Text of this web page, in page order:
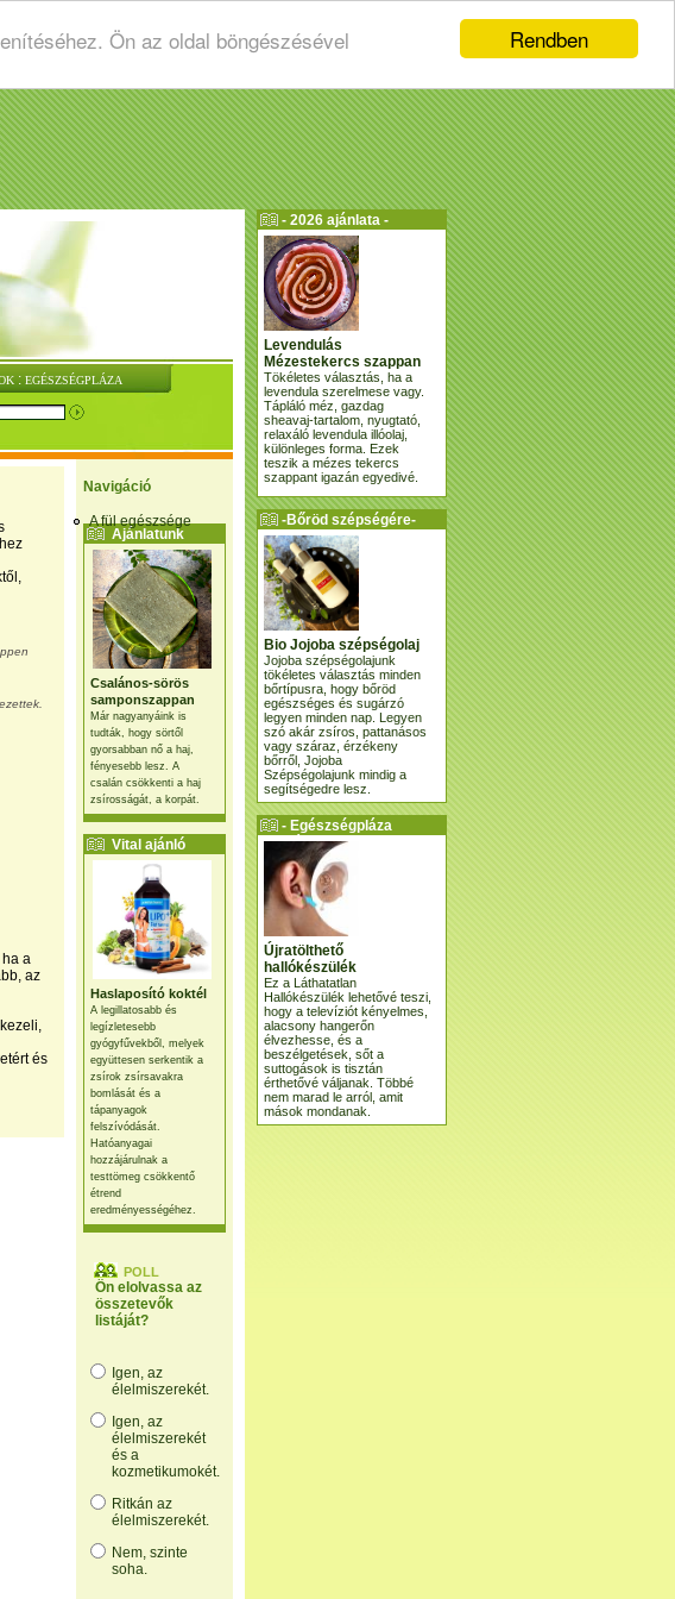
Rendben
Ön az oldal böngészésével
: EGÉSZSÉGPLÁZA
Navigáció
A fül egészsége
Ajánlatunk
Csalános-sörös
samponszappan
Már nagyanyáink is
tudták, hogy sörtől
gyorsabban nő a haj,
fényesebb lesz. A
csalán csökkenti a haj
zsírosságát, a korpát.
Vital ajánló
Haslaposító koktél
A legillatosabb és
legízletesebb
gyógyfűvekből, melyek
együttesen serkentik a
zsírok zsírsavakra
bomlását és a
tápanyagok
felszívódását.
Hatóanyagai
hozzájárulnak a
testtömeg csökkentő
étrend
eredményességéhez.
POLL
Ön elolvassa az
összetevők
listáját?
Igen, az
élelmiszerekét.
Igen, az
élelmiszerekét
és a
kozmetikumokét.
Ritkán az
élelmiszerekét.
Nem, szinte
soha.
a
az
és
- 2026 ajánlata -
Levendulás
Mézestekercs szappan
Tökéletes választás, ha a
levendula szerelmese vagy.
Tápláló méz, gazdag
sheavaj-tartalom, nyugtató,
relaxáló levendula illóolaj,
különleges forma. Ezek
teszik a mézes tekercs
szappant igazán egyedivé.
-Bőröd szépségére-
Bio Jojoba szépségolaj
Jojoba szépségolajunk
tökéletes választás minden
bőrtípusra, hogy bőröd
egészséges és sugárzó
legyen minden nap. Legyen
szó akár zsíros, pattanásos
vagy száraz, érzékeny
bőrről, Jojoba
Szépségolajunk mindig a
segítségedre lesz.
- Egészségpláza
ajánlatunk -
Újratölthető
hallókészülék
Ez a Láthatatlan
Hallókészülék lehetővé teszi,
hogy a televíziót kényelmes,
alacsony hangerőn
élvezhesse, és a
beszélgetések, sőt a
suttogások is tisztán
érthetővé váljanak. Többé
nem marad le arról, amit
mások mondanak.